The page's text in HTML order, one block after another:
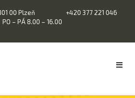
00 Plzeň
+420 377 221 046
PO – PÁ 8.00 – 16.00